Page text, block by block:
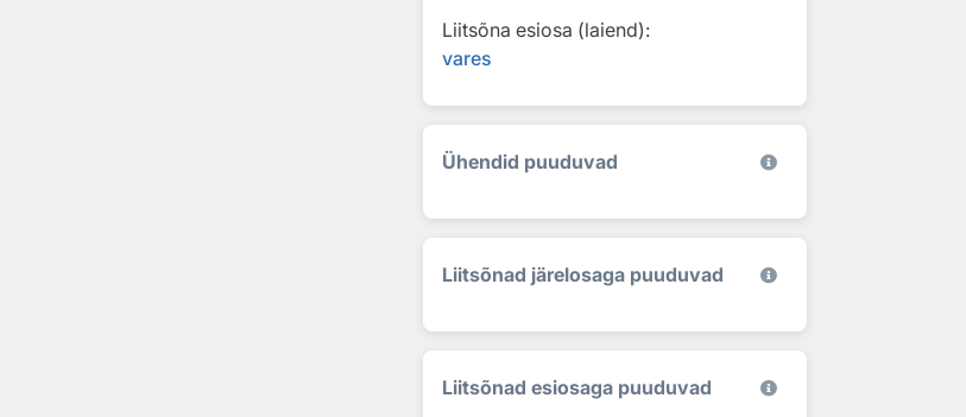
Liitsõna esiosa (laiend):
vares
Ühendid puuduvad
Liitsõnad järelosaga puuduvad
Liitsõnad esiosaga puuduvad